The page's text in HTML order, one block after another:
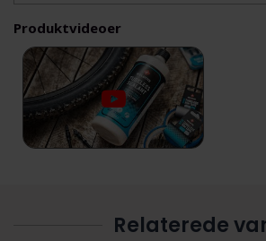
Produktvideoer
Relaterede